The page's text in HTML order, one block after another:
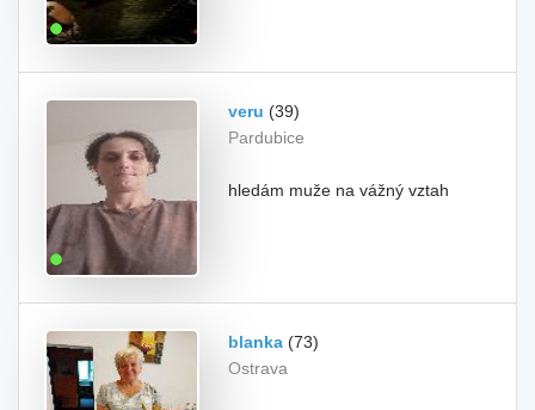
veru (39)
Pardubice
hledám muže na vážný vztah
blanka (73)
Ostrava